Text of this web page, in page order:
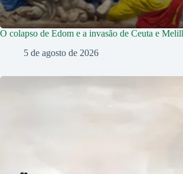
O colapso de Edom e a invasão de Ceuta e
5 de agosto de 2026